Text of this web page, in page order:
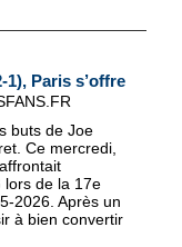
1), Paris s’offre
buts de Joe
Ce mercredi,
lors de la 17e
2026. Après un
à bien convertir